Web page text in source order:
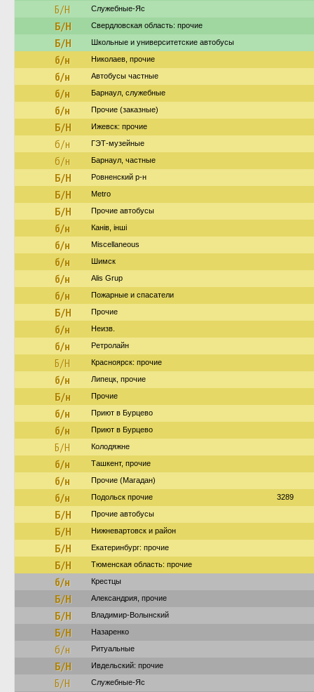
Б/Н Служебные-Яс
Б/Н Свердловская область: прочие
Б/Н Школьные и университетские автобусы
б/н Николаев, прочие
б/н Автобусы частные
б/н Барнаул, служебные
б/н Прочие (заказные)
Б/Н Ижевск: прочие
б/н ГЭТ-музейные
б/н Барнаул, частные
Б/Н Ровненский р-н
Б/Н Metro
Б/Н Прочие автобусы
б/н Канів, інші
б/н Miscellaneous
б/н Шимск
б/н Alis Grup
б/н Пожарные и спасатели
Б/Н Прочие
б/н Неизв.
б/н Ретролайн
Б/Н Красноярск: прочие
б/н Липецк, прочие
Б/н Прочие
б/н Приют в Бурцево
б/н Приют в Бурцево
Б/Н Колодяжне
б/н Ташкент, прочие
б/н Прочие (Магадан)
б/н Подольск прочие 3289
Б/Н Прочие автобусы
Б/Н Нижневартовск и район
Б/Н Екатеринбург: прочие
Б/Н Тюменская область: прочие
б/н Крестцы
Б/Н Александрия, прочие
Б/Н Владимир-Волынский
Б/Н Назаренко
б/н Ритуальные
Б/Н Ивдельский: прочие
Б/Н Служебные-Яс